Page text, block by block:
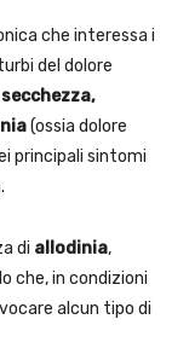
che interessa i
del dolore
(ossia dolore
principali sintomi
di allodinia,
che, in condizioni
alcun tipo di